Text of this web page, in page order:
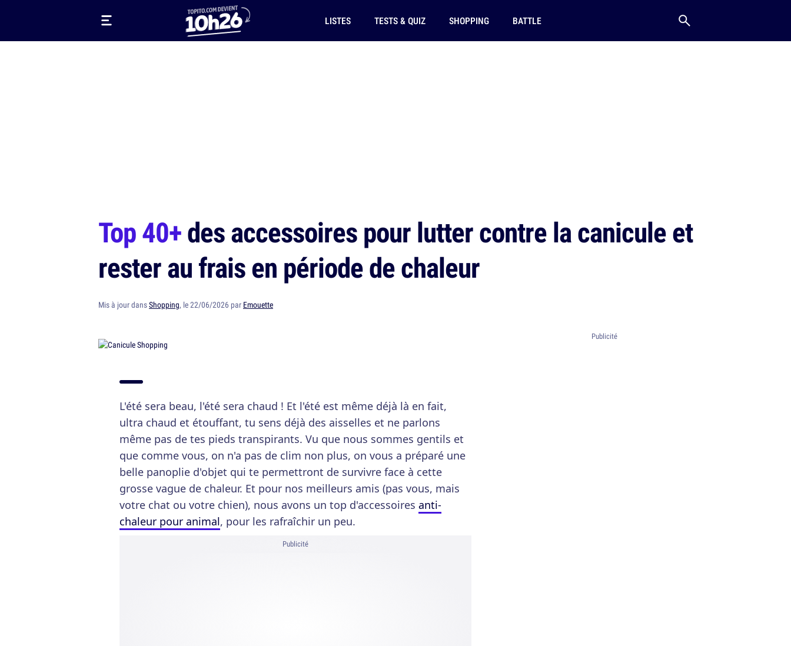
LISTES TESTS & QUIZ SHOPPING BATTLE
Top 40+des accessoires pour lutter contre la canicule et
rester au frais en période de chaleur
Mis à jour dansShopping, le 22/06/2026 par Emouette
L'été sera beau, l'été sera chaud ! Et l'été est même déjà là en fait,
ultra chaud et étouffant, tu sens déjà des aisselles et ne parlons
même pas de tes pieds transpirants. Vu que nous sommes gentils et
que comme vous, on n'a pas de clim non plus, on vous a préparé une
belle panoplie d'objet qui te permettront de survivre face à cette
grosse vague de chaleur. Et pour nos meilleurs amis (pas vous, mais
votre chat ou votre chien), nous avons un top d'accessoires anti-
chaleur pour animal, pour les rafraîchir un peu.
Publicité